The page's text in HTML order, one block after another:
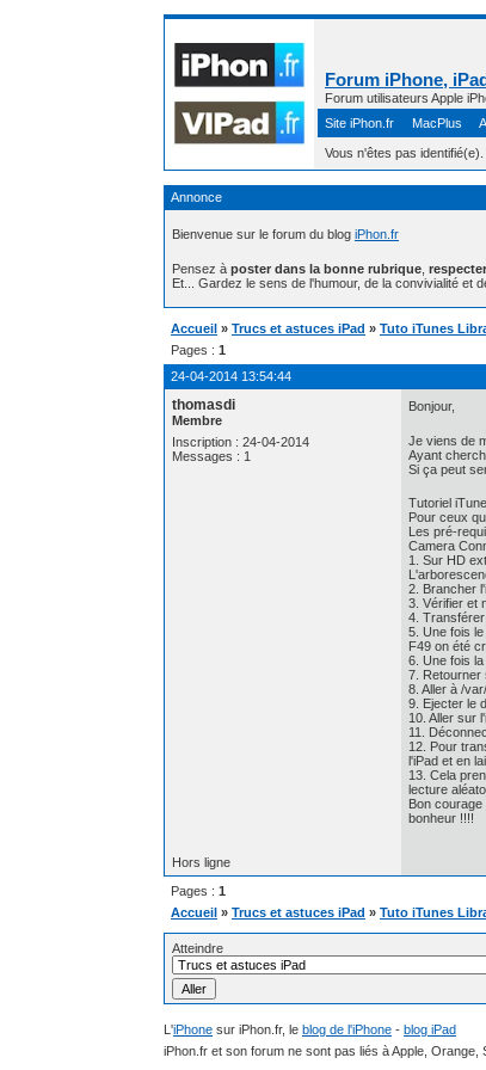
Forum iPhone,
Forum utilisateurs Apple
Site iPhon.fr
MacPlus
Vous n'êtes pas identifié(e).
Annonce
Bienvenue sur le forum du blog iPhon.fr
Pensez à poster dans la bonne rubrique
Et... Gardez le sens de l'humour, de la convivialité et
Accueil » Trucs et astuces iPad » Tuto iTunes
Pages : 1
24-04-2014 13:54:44
thomasdi
Membre
Inscription : 24-04-2014
Messages : 1
Bonjour,
Je viens de
Ayant
Si ça peut
Tutoriel
Pour ceux
Les pré-
Camera
1. Sur HD
2. Brancher
3. Vérifier et
4. Transférer
5. Une fois
F49 on été
6. Une fois
7. Retourner
8. Aller à /
9. Ejecter le
10. Aller sur
11.
12. Pour
l'iPad et en
13. Cela
lecture
Bon
bonheur !!!!
Hors ligne
Pages : 1
Accueil » Trucs et astuces iPad » Tuto iTunes
Atteindre
L'iPhone sur iPhon.fr, le blog de l'iPhone - blog iPad
iPhon.fr et son forum ne sont pas liés à Apple,